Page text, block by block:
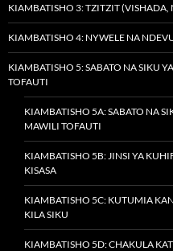
KIAMBATISHO 3: TZITZIT (VISHADA,
KIAMBATISHO 4: NYWELE NA
KIAMBATISHO 5: SABATO NA SIKU
TOFAUTI
KIAMBATISHO 5A: SABATO NA
MAWILI TOFAUTI
KIAMBATISHO 5B: JINSI YA
KISASA
KIAMBATISHO 5C: KUTUMIA
KILA SIKU
KIAMBATISHO 5D: CHAKULA